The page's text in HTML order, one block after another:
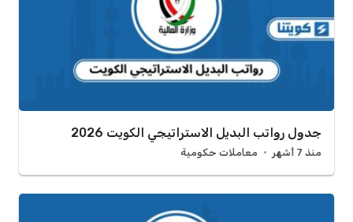
جدول رواتب البديل الاستراتيجي الكويت 2026
منذ 7 أشهر معاملات حكومية